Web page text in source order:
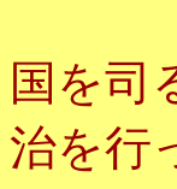
国を司
治を行